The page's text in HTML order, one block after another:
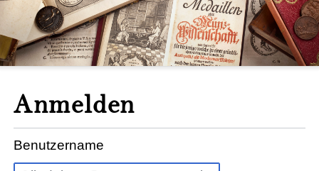
Anmelden
Benutzername